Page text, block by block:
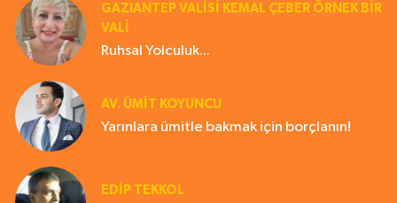
GAZIANTEP VALISI KEMAL ÇEBER ÖRNEK BİR
VALİ
Ruhsal Yolculuk...
AV. ÜMIT KOYUNCU
Yarınlara ümitle bakmak için borçlanın!
EDIP TEKKOL